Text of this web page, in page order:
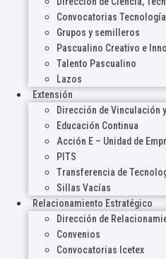
Convocatorias
Grupos y semilleros
Pascualino Creativo e
Talento Pascualino
Lazos
Extensión
Dirección de Vinculación
Educación Continua
Acción E – Unidad de
PITS
Transferencia de
Sillas Vacías
Relacionamiento Estratégico
Dirección de
Convenios
Convocatorias Icetex